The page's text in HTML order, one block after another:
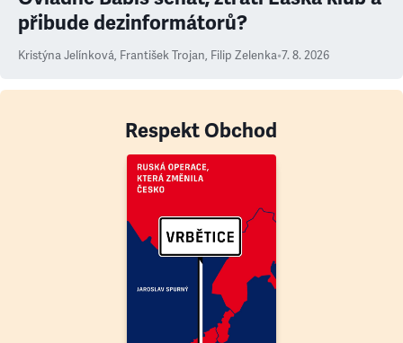
přibude dezinformátorů?
Kristýna Jelínková, František Trojan, Filip Zelenka•7. 8. 2026
Respekt Obchod